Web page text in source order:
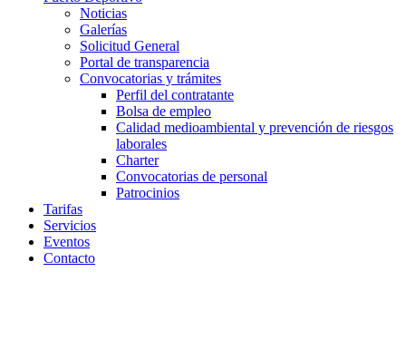
Noticias
Galerías
Solicitud General
Portal de transparencia
Convocatorias y trámites
Perfil del contratante
Bolsa de empleo
Calidad medioambiental y prevención de riesgos
laborales
Charter
Convocatorias de personal
Patrocinios
Tarifas
Servicios
Eventos
Contacto